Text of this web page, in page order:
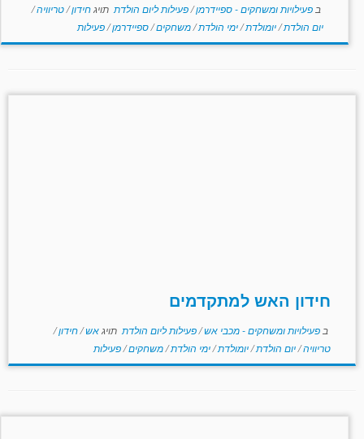
ב פעילויות ומשחקים - ספיידרמן/פעילות ליום הולדת תויגחידון/טריוויה/
יום הולדת/יומולדת/ימי הולדת/משחקים/ספיידרמן/פעילות
חידון האש למתקדמים
ב פעילויות ומשחקים - מכבי אש/פעילות ליום הולדת תויגאש/חידון/
טריוויה/יום הולדת/יומולדת/ימי הולדת/משחקים/פעילות